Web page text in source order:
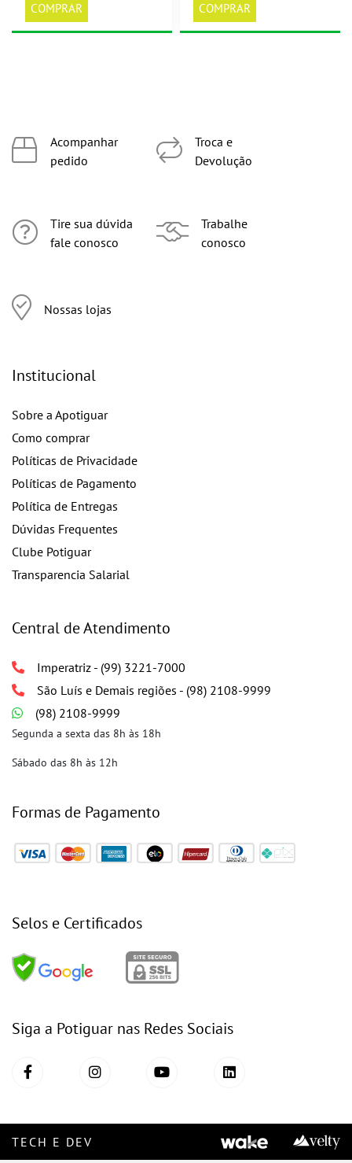
COMPRAR COMPRAR
Acompanhar
pedido
Tire sua dúvida
fale conosco
Nossas lojas
Troca e
Devolução
Trabalhe
conosco
Institucional
Sobre a Apotiguar
Como comprar
Políticas de Privacidade
Políticas de Pagamento
Política de Entregas
Dúvidas Frequentes
Clube Potiguar
Transparencia Salarial
Central de Atendimento
Imperatriz - (99) 3221-7000
São Luís e Demais regiões - (98) 2108-9999
(98) 2108-9999
Segunda a sexta das 8h às 18h
Sábado das 8h às 12h
Formas de Pagamento
Selos e Certificados
Siga a Potiguar nas Redes Sociais
TECH E DEV